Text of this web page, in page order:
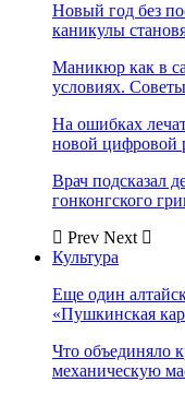
Новый год без
каникулы
Маникюр как в
условиях.
На ошибках
новой цифровой
Врач подсказал
гонконгского
Prev Next
Культура
Еще один
«Пушкинская
Что объединяло
механическую